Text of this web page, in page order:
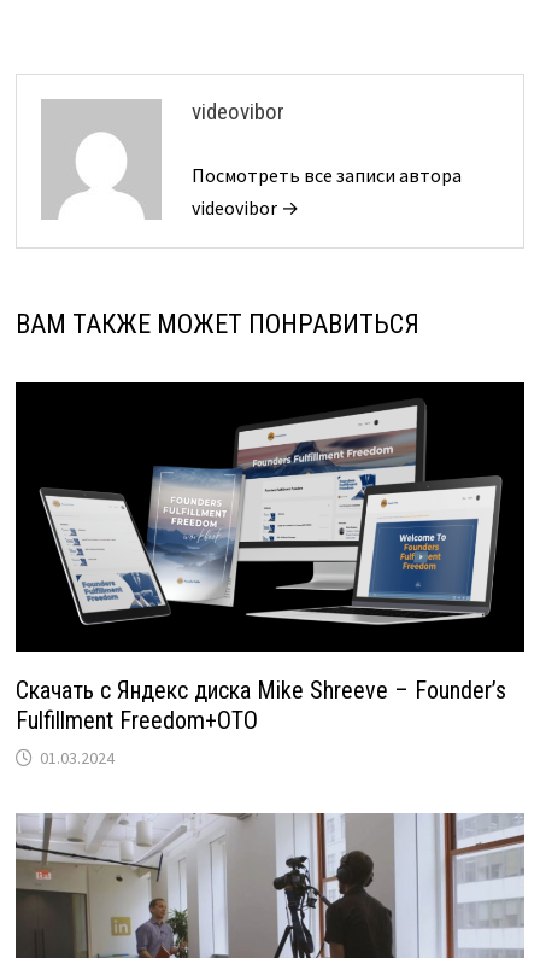
videovibor
Посмотреть все записи автора
videovibor →
ВАМ ТАКЖЕ МОЖЕТ ПОНРАВИТЬСЯ
Скачать с Яндекс диска Mike Shreeve – Founder’s
Fulfillment Freedom+OTO
01.03.2024